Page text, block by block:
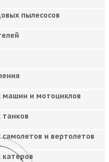
пылесосов
и мотоциклов
и вертолетов